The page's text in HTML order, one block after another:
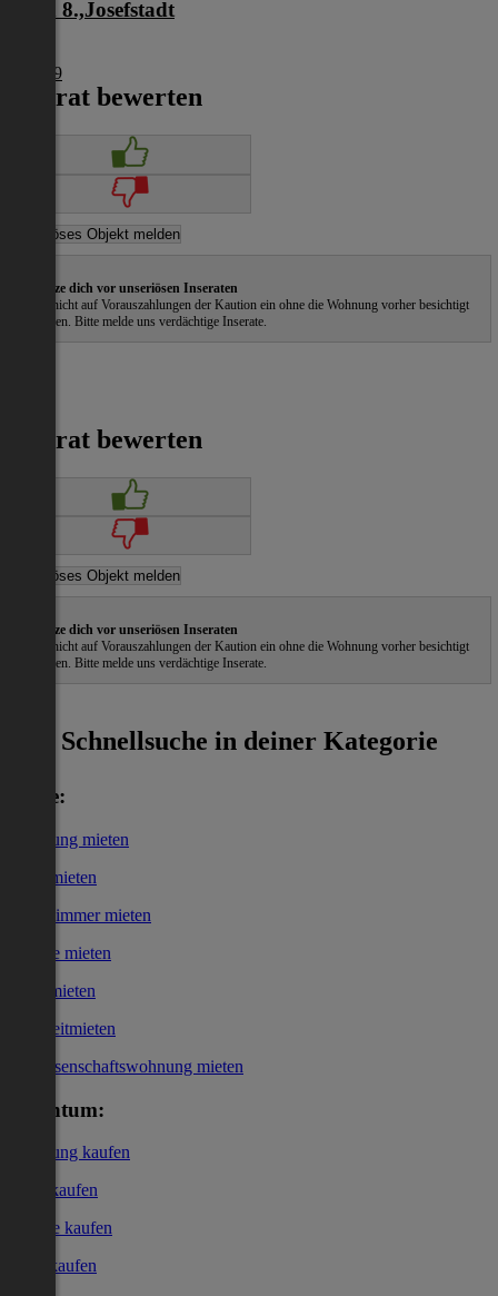
Wien 8.,Josefstadt
€ 1.849
Inserat bewerten
Schütze dich vor unseriösen Inseraten
Gehe nicht auf Vorauszahlungen der Kaution ein ohne die Wohnung vorher besichtigt
zu haben. Bitte melde uns verdächtige Inserate.
Inserat bewerten
Schütze dich vor unseriösen Inseraten
Gehe nicht auf Vorauszahlungen der Kaution ein ohne die Wohnung vorher besichtigt
zu haben. Bitte melde uns verdächtige Inserate.
Schnellsuche in deiner Kategorie
Miete:
Wohnung mieten
Haus mieten
WG-Zimmer mieten
Garage mieten
Büro mieten
Kurzzeitmieten
Genossenschaftswohnung mieten
Eigentum:
Wohnung kaufen
Haus kaufen
Garage kaufen
Büro kaufen